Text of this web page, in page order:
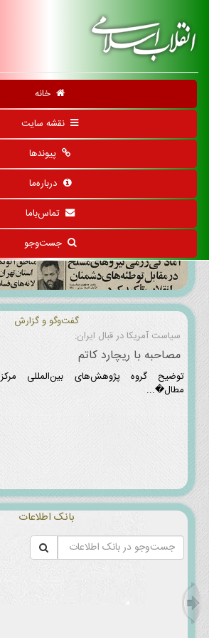
خانه
نقشه سایت
پیوندها
درباره‌ما
تماس‌باما
جست‌وجو
روزنامه‌های ۵۷ تا ۶۷
گفت‌و‌گو و گزارش
سیاست آمریکا در قبال ایران:
مصاحبه با ریچارد کاتم
توضیح گروه پژوهش‌های بین‌المللی مرکز
مطال�...
بانک اطلاعات